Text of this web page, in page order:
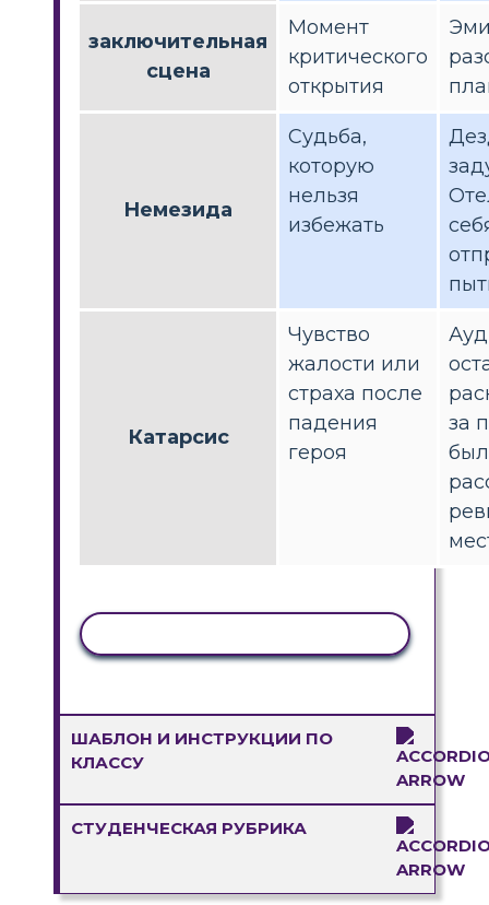
заключительная
сцена
Момент
критического
открытия
Немезида
Судьба,
которую
нельзя
избежать
Катарсис
Чувство
жалости или
страха после
падения
героя
за
ШАБЛОН И ИНСТРУКЦИИ ПО
КЛАССУ
СТУДЕНЧЕСКАЯ РУБРИКА